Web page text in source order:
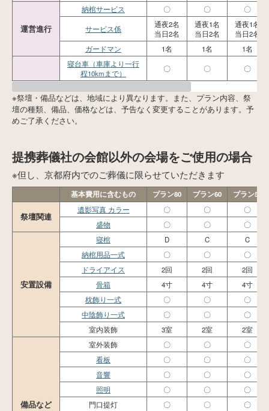
運営進行
納棺サービス 〇 〇 〇
サービス係
通夜2名
当日2名
通夜1名
当日2名
通夜1名
当日2名
ガードマン
1名 1名
1名
寝台車（車庫より一行
程10kmまで）
〇 〇 〇
※祭壇・備品などは、地域により異なります。また、プラン内容、祭
壇の種類、備品、価格などは、予告なく変更することがあります。予
めご了承ください。
提携葬儀社の会館以外の会場をご使用の場合
※但し、京都府内でのご葬儀に限らせていただきます
基本費用に含むもの プラン80 プラン60 プラン50
祭壇関連
遺影写真 カラー 〇 〇
〇
盛物
〇 〇 〇
安置設備
寝棺 D C
C
納棺用品一式
〇 〇
〇
ドライアイス
2回 2回
2回
骨箱
4寸 4寸
4寸
枕飾り一式
〇 〇
〇
中陰飾り一式
〇 〇
〇
室内装飾
3室 2室 2室
備品など
室外装飾 〇 〇
〇
看板
〇 〇
〇
音響
〇 〇
〇
照明
〇 〇
〇
門口提灯
〇 〇
〇